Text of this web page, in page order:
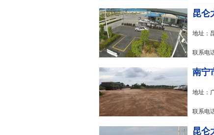
昆仑
地址：
联系电
南宁
地址：
联系电
昆仑